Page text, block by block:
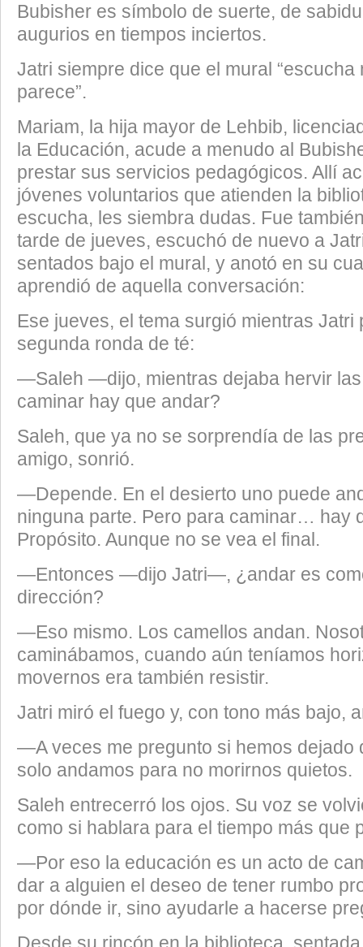
Bubisher es símbolo de suerte, de
augurios en tiempos inciertos.
Jatri siempre dice que el mural “escucha
parece”.
Mariam, la hija mayor de Lehbib,
la Educación, acude a menudo al
prestar sus servicios pedagógicos. Allí
jóvenes voluntarios que atienden la
escucha, les siembra dudas. Fue
tarde de jueves, escuchó de nuevo a
sentados bajo el mural, y anotó en su
aprendió de aquella conversación:
Ese jueves, el tema surgió mientras Jatri
segunda ronda de té:
—Saleh —dijo, mientras dejaba hervir
caminar hay que andar?
Saleh, que ya no se sorprendía de las
amigo, sonrió.
—Depende. En el desierto uno puede
ninguna parte. Pero para caminar… hay
Propósito. Aunque no se vea el final.
—Entonces —dijo Jatri—, ¿andar es
dirección?
—Eso mismo. Los camellos andan.
caminábamos, cuando aún teníamos
movernos era también resistir.
Jatri miró el fuego y, con tono más bajo,
—A veces me pregunto si hemos dejado
solo andamos para no morirnos quietos.
Saleh entrecerró los ojos. Su voz se
como si hablara para el tiempo más que
—Por eso la educación es un acto de
dar a alguien el deseo de tener rumbo
por dónde ir, sino ayudarle a hacerse